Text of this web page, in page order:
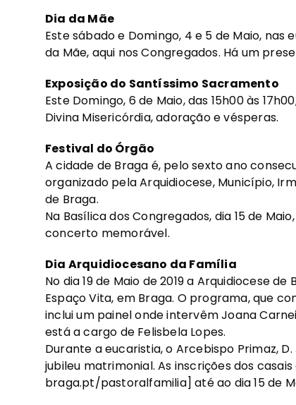
Dia da Mãe
Este sábado e Domingo, 4 e 5 de Maio,
da Mãe, aqui nos Congregados. Há um
Exposição do Santíssimo Sacramento
Este Domingo, 6 de Maio, das 15h00 às
Divina Misericórdia, adoração e vésperas.
Festival do Órgão
A cidade de Braga é, pelo sexto ano
organizado pela Arquidiocese, Município,
de Braga.
Na Basílica dos Congregados, dia 15 de
concerto memorável.
Dia Arquidiocesano da Família
No dia 19 de Maio de 2019 a Arquidiocese
Espaço Vita, em Braga. O programa, que
inclui um painel onde intervêm Joana
está a cargo de Felisbela Lopes.
Durante a eucaristia, o Arcebispo Primaz,
jubileu matrimonial. As inscrições dos
braga.pt/pastoralfamilia] até ao dia 15 de